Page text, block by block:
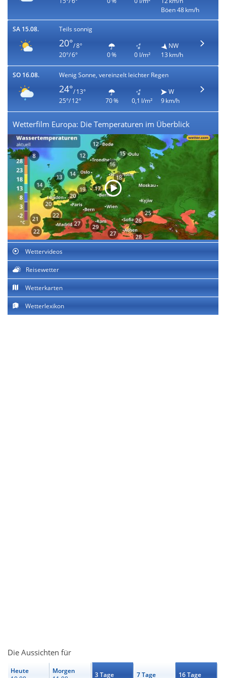
Böen 48 km/h
SA 15.08. Teils sonnig
20°/ 8°
20°/ 6°
0 % 0 l/m²
NW
13 km/h
SO 16.08. Wenig Sonne, vereinzelt leichter Regen
24°/ 13°
25°/ 12°
70 % 0,1 l/m²
W
9 km/h
Wetterfilm Europa: Die Temperaturen im Überblick
Wettervideos
Reisewetter
Wetterkarten
Wetterlexikon
Die Aussichten für
Heute
Morgen
3 Tage 7 Tage 16 Tage